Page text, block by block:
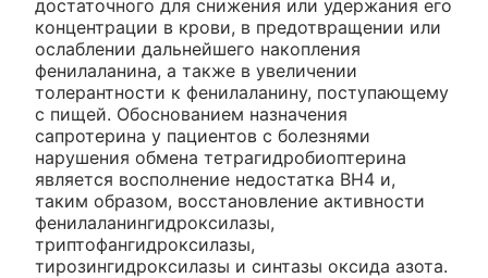
достаточного для снижения или удержания его
концентрации в крови, в предотвращении или
ослаблении дальнейшего накопления
фенилаланина, а также в увеличении
толерантности к фенилаланину, поступающему
с пищей. Обоснованием назначения
сапротерина у пациентов с болезнями
нарушения обмена тетрагидробиоптерина
является восполнение недостатка ВН4 и,
таким образом, восстановление активности
фенилаланингидроксилазы,
триптофангидроксилазы,
тирозингидроксилазы и синтазы оксида азота.